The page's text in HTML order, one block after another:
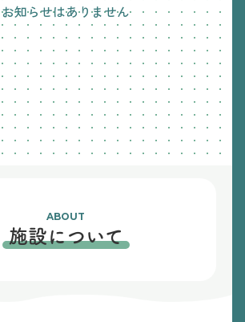
お知らせはありません
ABOUT
施設について